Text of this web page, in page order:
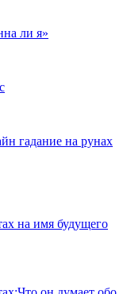
ли я»
гадание на рунах
на имя будущего